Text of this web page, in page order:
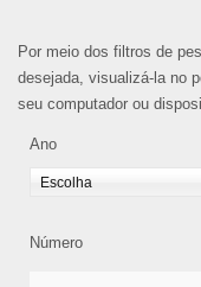
Por meio dos filtros de
desejada, visualizá-la no
seu computador ou
Ano
Número